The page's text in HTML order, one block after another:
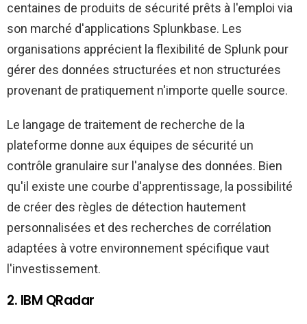
centaines de produits de sécurité prêts à l'emploi via
son marché d'applications Splunkbase. Les
organisations apprécient la flexibilité de Splunk pour
gérer des données structurées et non structurées
provenant de pratiquement n'importe quelle source.
Le langage de traitement de recherche de la
plateforme donne aux équipes de sécurité un
contrôle granulaire sur l'analyse des données. Bien
qu'il existe une courbe d'apprentissage, la possibilité
de créer des règles de détection hautement
personnalisées et des recherches de corrélation
adaptées à votre environnement spécifique vaut
l'investissement.
2. IBM QRadar